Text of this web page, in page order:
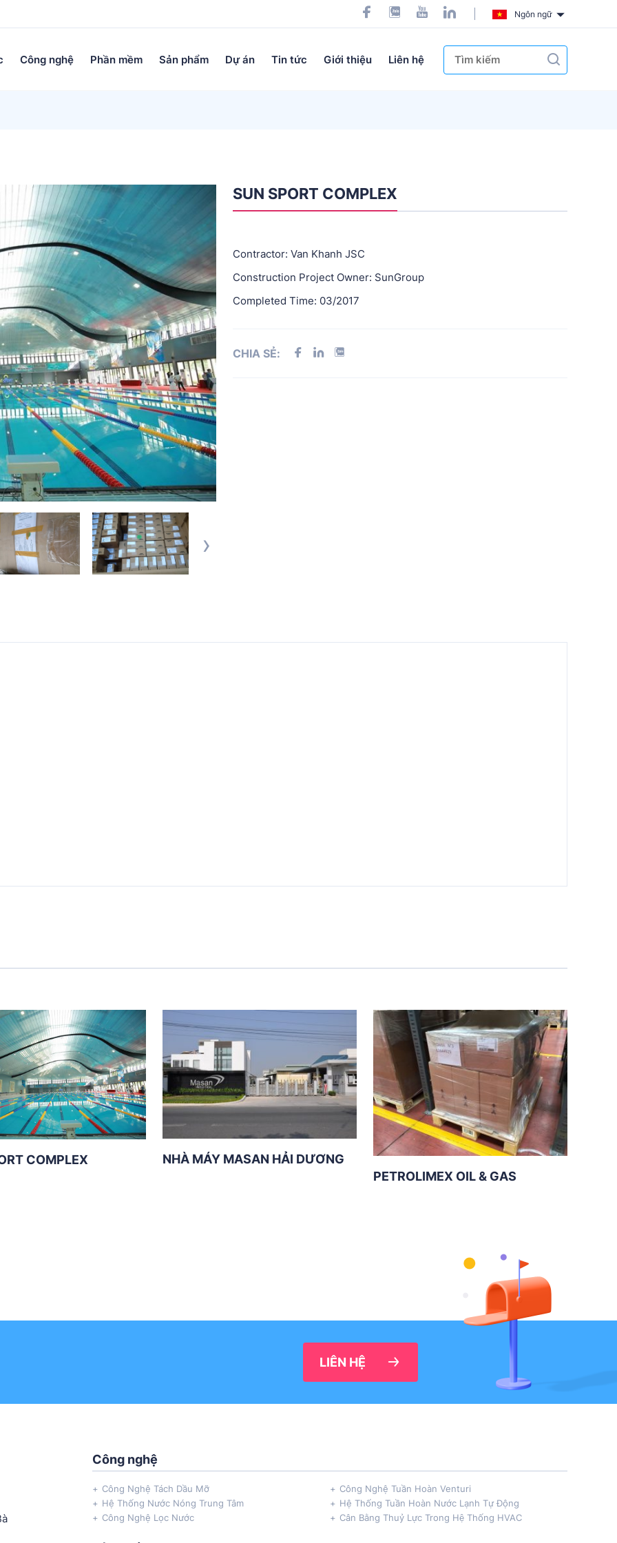
Ngôn ngữ
Công nghệ Phần mềm Sản phẩm Dự án Tin tức Giới thiệu Liên hệ
›
SUN SPORT COMPLEX
Contractor: Van Khanh JSC
Construction Project Owner: SunGroup
Completed Time: 03/2017
CHIA SẺ:
COMPLEX
NHÀ MÁY MASAN HẢI DƯƠNG
PETROLIMEX OIL & GAS
LIÊN HỆ
Công nghệ
Công Nghệ Tách Dầu Mỡ
Công Nghệ Tuần Hoàn Venturi
Hệ Thống Nước Nóng Trung Tâm
Hệ Thống Tuần Hoàn Nước Lạnh Tự Động
Công Nghệ Lọc Nước
Cân Bằng Thuỷ Lực Trong Hệ Thống HVAC